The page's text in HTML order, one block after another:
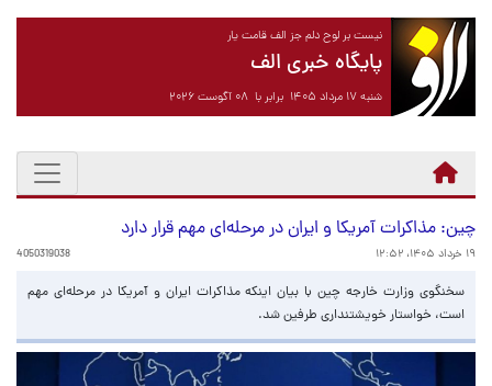
نیست بر لوح دلم جز الف قامت یار
پایگاه خبری الف
شنبه ۱۷ مرداد ۱۴۰۵ برابر با ۰۸ آگوست ۲۰۲۶
چین: مذاکرات آمریکا و ایران در مرحله‌ای مهم قرار دارد
۱۹ خرداد ۱۴۰۵، ۱۲:۵۲ 4050319038
سخنگوی وزارت خارجه چین با بیان اینکه مذاکرات ایران و آمریکا در مرحله‌ای مهم
است، خواستار خویشتنداری طرفین شد.